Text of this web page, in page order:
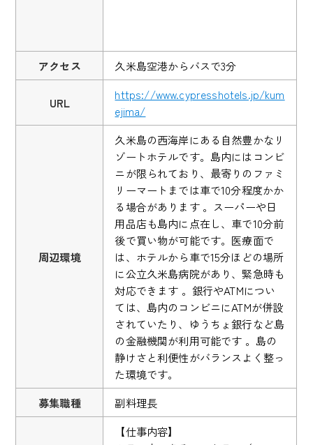
アクセス 久米島空港からバスで3分
URL
https://www.cypresshotels.jp/kum
ejima/
周辺環境
久米島の西海岸にある自然豊かなリ
ゾートホテルです。島内にはコンビ
ニが限られており、最寄りのファミ
リーマートまでは車で10分程度かか
る場合があります 。スーパーや日
用品店も島内に点在し、車で10分前
後で買い物が可能です。医療面で
は、ホテルから車で15分ほどの場所
に公立久米島病院があり、緊急時も
対応できます 。銀行やATMについ
ては、島内のコンビニにATMが併設
されていたり、ゆうちょ銀行など島
の金融機関が利用可能です 。島の
静けさと利便性がバランスよく整っ
た環境です。
募集職種
副料理長
【仕事内容】